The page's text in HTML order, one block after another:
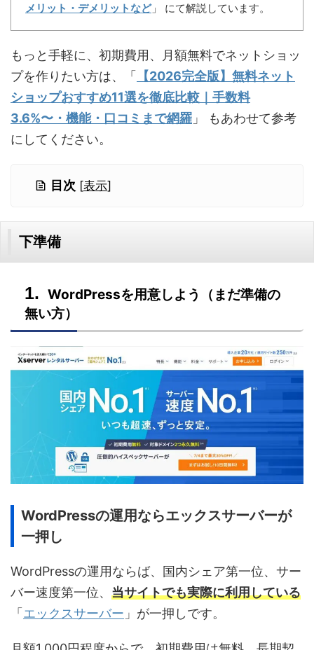
メリット・デメリットなど」 にて解説しています。
もっと手軽に、初期費用、月額無料でネットショッ
プを作りたい方は、「 【2026完全版】無料ネット
ショップおすすめ11選を徹底比較｜手数料
3.6%〜・機能・口コミまで網羅 」 もあわせて参考
にしてください。
目次 [表示]
下準備
WordPressを用意しよう（まだ準備の
無い方）
WordPressの運用ならエックスサーバーが
一押し
WordPressの運用ならば、国内シェア第一位、サー
バー速度第一位、 当サイトでも実際に利用している
「 エックスサーバー 」が一押しです。